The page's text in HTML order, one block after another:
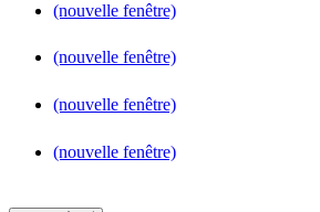
(nouvelle fenêtre)
(nouvelle fenêtre)
(nouvelle fenêtre)
(nouvelle fenêtre)